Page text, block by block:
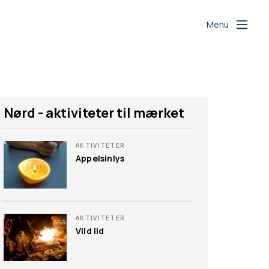
Menu
Nørd - aktiviteter til mærket
AKTIVITETER
Appelsinlys
AKTIVITETER
Vild ild